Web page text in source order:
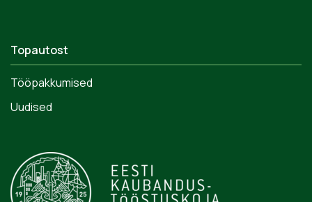
Topautost
Tööpakkumised
Uudised